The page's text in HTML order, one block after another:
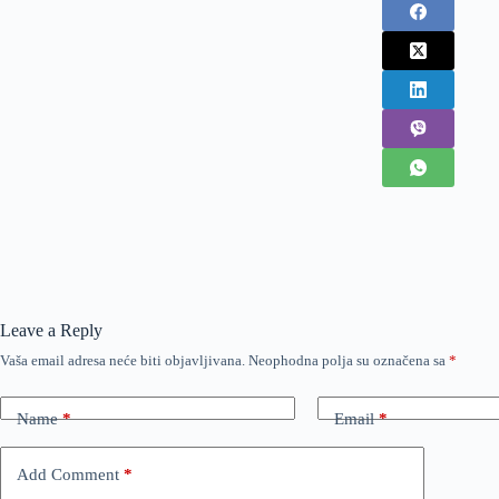
Leave a Reply
Vaša email adresa neće biti objavljivana. Neophodna polja su označena sa *
Name* Email*
Add Comment *